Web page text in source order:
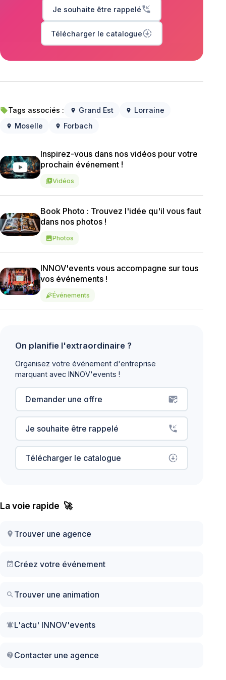
Je souhaite être rappeléphone_callback
Télécharger le cataloguedownloading
local_offerTags associés : location_on Grand Est location_on Lorraine
location_on Moselle location_on Forbach
Inspirez-vous dans nos vidéos pour votre
prochain événement !
video_library Vidéos
Book Photo : Trouvez l'idée qu'il vous faut
dans nos photos !
imagePhotos
INNOV'events vous accompagne sur tous
vos événements !
celebrationÉvénements
On planifie l'extraordinaire ?
Organisez votre événement d'entreprise
marquant avec INNOV'events !
Demander une offre mark_email_read
Je souhaite être rappelé phone_callback
Télécharger le catalogue downloading
La voie rapide 🚀
location_on Trouver une agence
event_availableCréez votre événement
search Trouver une animation
notifications_activeL'actu' INNOV'events
contact_supportContacter une agence